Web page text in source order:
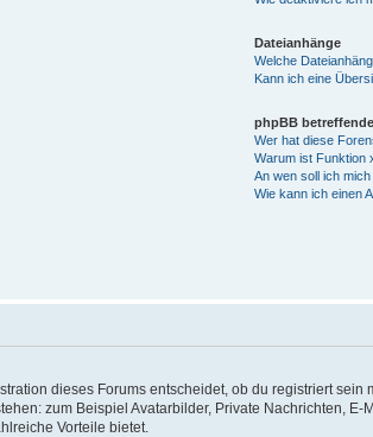
Dateianhänge
Welche
Kann ich eine
phpBB
Wer hat diese
Warum ist Funktion
An wen soll ich
Wie kann ich einen
dieses Forums entscheidet, ob du registriert
zum Beispiel Avatarbilder, Private Nachrichten,
Vorteile bietet.